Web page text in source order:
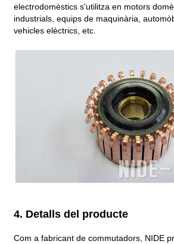
electrodomèstics s'utilitza en motors
industrials, equips de maquinària,
vehicles elèctrics, etc.
4. Detalls del producte
Com a fabricant de commutadors, NIDE